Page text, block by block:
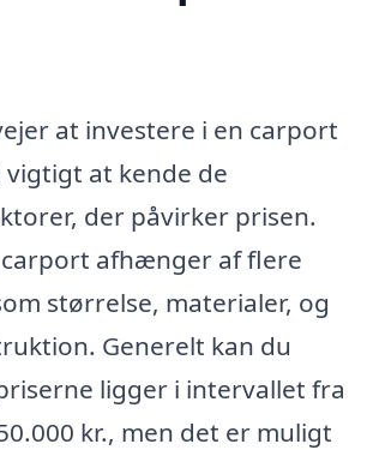
at investere i en carport
vigtigt at kende de
der påvirker prisen.
carport afhænger af flere
størrelse, materialer, og
Generelt kan du
ligger i intervallet fra
kr., men det er muligt